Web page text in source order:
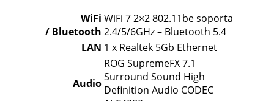
WiFi
/ Bluetooth
WiFi 7 2×2 802.11be soporta
2.4/5/6GHz – Bluetooth 5.4
LAN 1 x Realtek 5Gb Ethernet
Audio
ROG SupremeFX 7.1
Surround Sound High
Definition Audio CODEC